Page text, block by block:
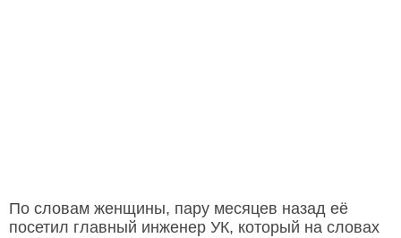
По словам женщины, пару месяцев назад её
посетил главный инженер УК, который на словах